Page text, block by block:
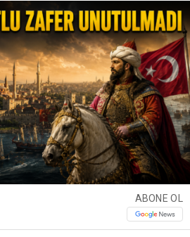
ABONE OL